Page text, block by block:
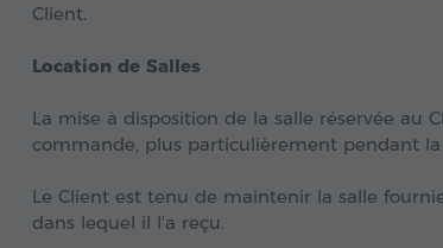
Client.
Location de Salles
La mise à disposition de la salle réservée au
commande, plus particulièrement pendant
Le Client est tenu de maintenir la salle
dans lequel il l'a reçu.